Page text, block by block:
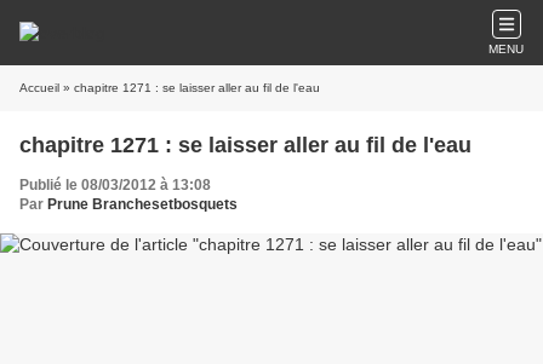
MENU
Accueil » chapitre 1271 : se laisser aller au fil de l'eau
chapitre 1271 : se laisser aller au fil de l'eau
Publié le 08/03/2012 à 13:08
Par Prune Branchesetbosquets